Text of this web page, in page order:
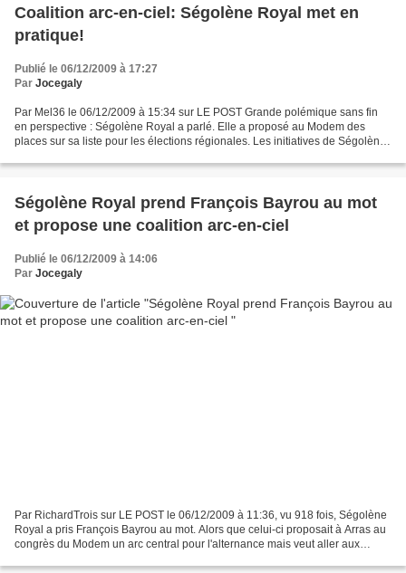
Coalition arc-en-ciel: Ségolène Royal met en
pratique!
Publié le 06/12/2009 à 17:27
Par Jocegaly
Par Mel36 le 06/12/2009 à 15:34 sur LE POST Grande polémique sans fin
en perspective : Ségolène Royal a parlé. Elle a proposé au Modem des
places sur sa liste pour les élections régionales. Les initiatives de Ségolène
Ségolène Royal prend François Bayrou au mot
et propose une coalition arc-en-ciel
Publié le 06/12/2009 à 14:06
Par Jocegaly
Par RichardTrois sur LE POST le 06/12/2009 à 11:36, vu 918 fois, Ségolène
Royal a pris François Bayrou au mot. Alors que celui-ci proposait à Arras au
congrès du Modem un arc central pour l'alternance mais veut aller aux